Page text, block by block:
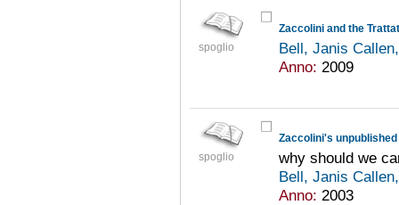
spoglio
Zaccolini and the
Bell, Janis
Anno: 2009
spoglio
Zaccolini's
why should we
Bell, Janis
Anno: 2003